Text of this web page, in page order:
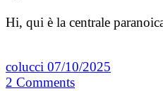
Hi, qui è la centrale
colucci 07/10/2025
2 Comments